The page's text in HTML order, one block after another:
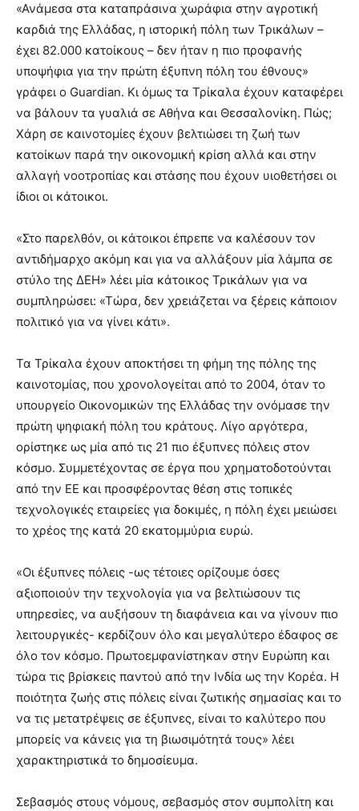
«Ανάμεσα στα καταπράσινα χωράφια στην αγροτική
καρδιά της Ελλάδας, η ιστορική πόλη των Τρικάλων –
έχει 82.000 κατοίκους – δεν ήταν η πιο προφανής
υποψήφια για την πρώτη έξυπνη πόλη του έθνους»
γράφει ο Guardian. Κι όμως τα Τρίκαλα έχουν καταφέρει
να βάλουν τα γυαλιά σε Αθήνα και Θεσσαλονίκη. Πώς;
Χάρη σε καινοτομίες έχουν βελτιώσει τη ζωή των
κατοίκων παρά την οικονομική κρίση αλλά και στην
αλλαγή νοοτροπίας και στάσης που έχουν υιοθετήσει οι
ίδιοι οι κάτοικοι.
«Στο παρελθόν, οι κάτοικοι έπρεπε να καλέσουν τον
αντιδήμαρχο ακόμη και για να αλλάξουν μία λάμπα σε
στύλο της ΔΕΗ» λέει μία κάτοικος Τρικάλων για να
συμπληρώσει: «Τώρα, δεν χρειάζεται να ξέρεις κάποιον
πολιτικό για να γίνει κάτι».
Τα Τρίκαλα έχουν αποκτήσει τη φήμη της πόλης της
καινοτομίας, που χρονολογείται από το 2004, όταν το
υπουργείο Οικονομικών της Ελλάδας την ονόμασε την
πρώτη ψηφιακή πόλη του κράτους. Λίγο αργότερα,
ορίστηκε ως μία από τις 21 πιο έξυπνες πόλεις στον
κόσμο. Συμμετέχοντας σε έργα που χρηματοδοτούνται
από την ΕΕ και προσφέροντας θέση στις τοπικές
τεχνολογικές εταιρείες για δοκιμές, η πόλη έχει μειώσει
το χρέος της κατά 20 εκατομμύρια ευρώ.
«Οι έξυπνες πόλεις -ως τέτοιες ορίζουμε όσες
αξιοποιούν την τεχνολογία για να βελτιώσουν τις
υπηρεσίες, να αυξήσουν τη διαφάνεια και να γίνουν πιο
λειτουργικές- κερδίζουν όλο και μεγαλύτερο έδαφος σε
όλο τον κόσμο. Πρωτοεμφανίστηκαν στην Ευρώπη και
τώρα τις βρίσκεις παντού από την Ινδία ως την Κορέα. Η
ποιότητα ζωής στις πόλεις είναι ζωτικής σημασίας και το
να τις μετατρέψεις σε έξυπνες, είναι το καλύτερο που
μπορείς να κάνεις για τη βιωσιμότητά τους» λέει
χαρακτηριστικά το δημοσίευμα.
Σεβασμός στους νόμους, σεβασμός στον συμπολίτη και